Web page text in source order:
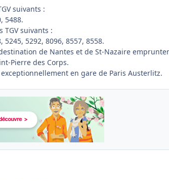
suivants :
5488.
TGV suivants :
5245, 5292, 8096, 8557, 8558.
de Nantes et de St-Nazaire
Pierre des Corps.
en gare de Paris Austerlitz.